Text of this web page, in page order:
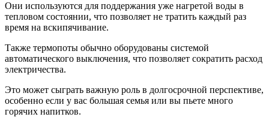
Они используются для поддержания уже нагретой воды в
тепловом состоянии, что позволяет не тратить каждый раз
время на вскипячивание.
Также термопоты обычно оборудованы системой
автоматического выключения, что позволяет сократить расход
электричества.
Это может сыграть важную роль в долгосрочной перспективе,
особенно если у вас большая семья или вы пьете много
горячих напитков.